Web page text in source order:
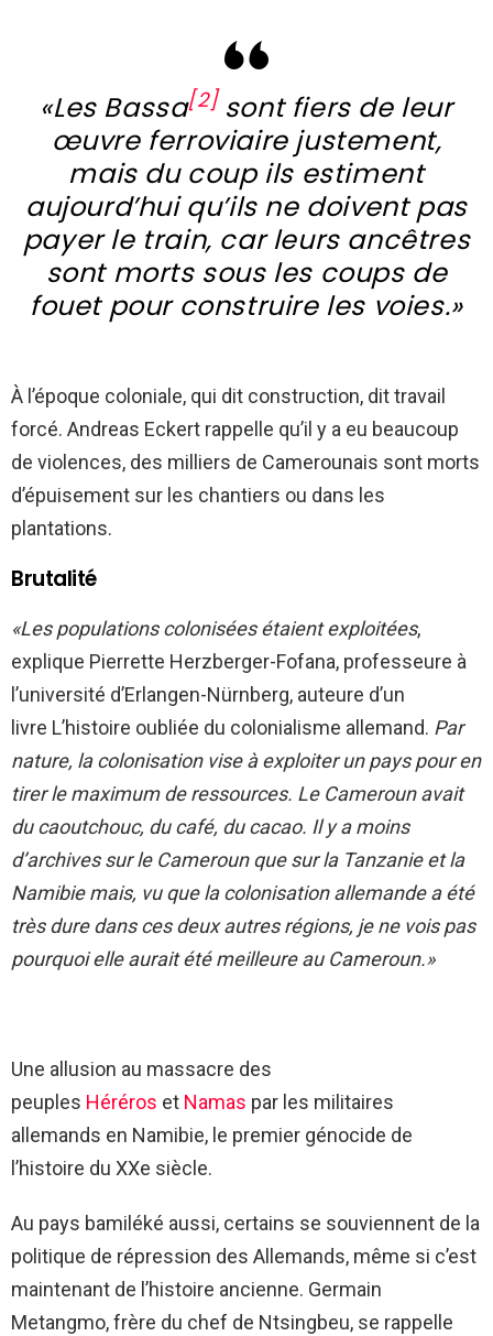
«Les Bassa[2] sont fiers de leur
œuvre ferroviaire justement,
mais du coup ils estiment
aujourd’hui qu’ils ne doivent pas
payer le train, car leurs ancêtres
sont morts sous les coups de
fouet pour construire les voies.»
À l’époque coloniale, qui dit construction, dit travail
forcé. Andreas Eckert rappelle qu’il y a eu beaucoup
de violences, des milliers de Camerounais sont morts
d’épuisement sur les chantiers ou dans les
plantations.
Brutalité
«Les populations colonisées étaient exploitées,
explique Pierrette Herzberger-Fofana, professeure à
l’université d’Erlangen-Nürnberg, auteure d’un
livre L’histoire oubliée du colonialisme allemand. Par
nature, la colonisation vise à exploiter un pays pour en
tirer le maximum de ressources. Le Cameroun avait
du caoutchouc, du café, du cacao. Il y a moins
d’archives sur le Cameroun que sur la Tanzanie et la
Namibie mais, vu que la colonisation allemande a été
très dure dans ces deux autres régions, je ne vois pas
pourquoi elle aurait été meilleure au Cameroun.»
Une allusion au massacre des
peuples Héréros et Namas par les militaires
allemands en Namibie, le premier génocide de
l’histoire du XXe siècle.
Au pays bamiléké aussi, certains se souviennent de la
politique de répression des Allemands, même si c’est
maintenant de l’histoire ancienne. Germain
Metangmo, frère du chef de Ntsingbeu, se rappelle